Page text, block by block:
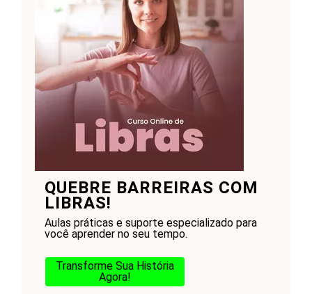
QUEBRE BARREIRAS COM
LIBRAS!
Aulas práticas e suporte especializado para
você aprender no seu tempo.
Transforme Sua História
Agora!